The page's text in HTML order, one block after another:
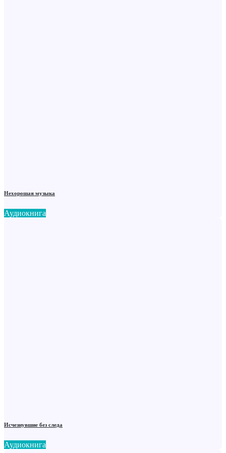
Нехорошая музыка
Аудиокнига
Исчезнувшие без следа
Аудиокнига